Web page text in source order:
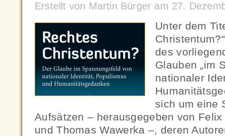
Erstellt von Martin Bürger am 27.
Unter dem
des
Glauben „im
nationaler
sich um eine
Aufsätzen – herausgegeben von
und Thomas Wawerka –, deren